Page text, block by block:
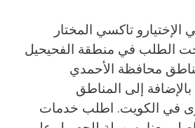
تاكسي المختار
الطلب في منطقة الفحيحيل
محافظة الأحمدي
إلى المناطق
في الكويت. اطلب خدمات